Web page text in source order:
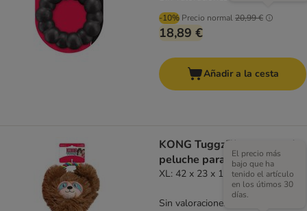
-10% Precio normal20,99 €
18,89 €
Añadir a la cesta
KONG Tuggz™ perezoso de
peluche para perros
XL: 42 x 23 x 11 cm (L x An x Al)
El precio más
bajo que ha
tenido el artículo
en los útimos 30
días.
Sin valoraciones